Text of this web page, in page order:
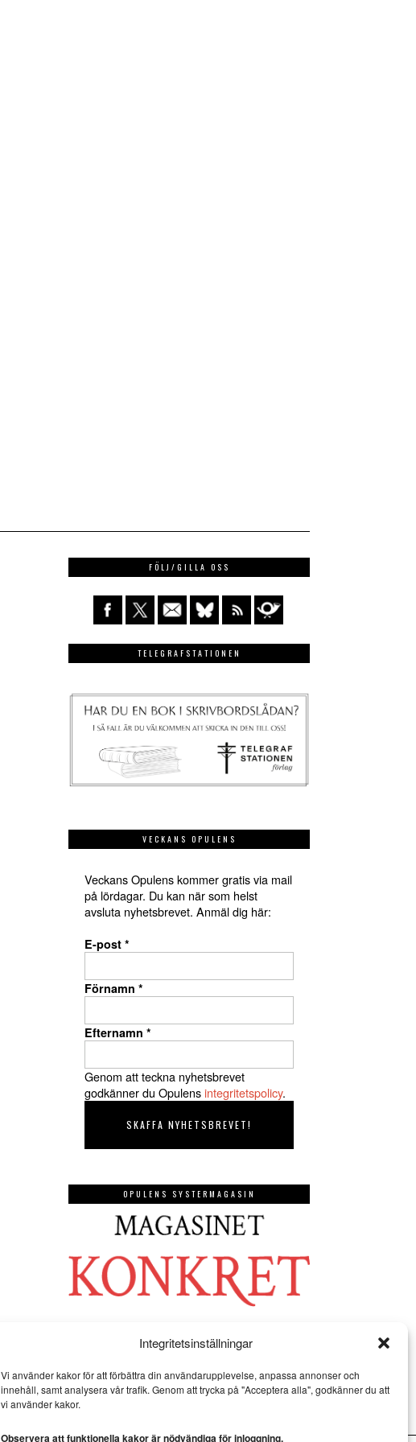
Integritetsinställningar
Vi använder kakor för att förbättra din användarupplevelse, anpassa annonser och
innehåll, samt analysera vår trafik. Genom att trycka på "Acceptera alla", godkänner du att
vi använder kakor.
Observera att funktionella kakor är nödvändiga för inloggning.
FÖLJ/GILLA OSS
TELEGRAFSTATIONEN
VECKANS OPULENS
Veckans Opulens kommer gratis via mail
på lördagar. Du kan när som helst
avsluta nyhetsbrevet. Anmäl dig här:
E-post *
Förnamn *
Efternamn *
Genom att teckna nyhetsbrevet
godkänner du Opulensintegritetspolicy.
OPULENS SYSTERMAGASIN